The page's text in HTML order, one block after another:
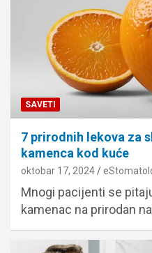
SAVETI
7 prirodnih lekova za
kamenca kod kuće
oktobar 17, 2024
Mnogi pacijenti se
kamenac na prirodan